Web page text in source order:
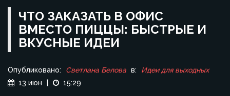
ЧТО ЗАКАЗАТЬ В ОФИС
ВМЕСТО ПИЦЦЫ: БЫСТРЫЕ И
ВКУСНЫЕ ИДЕИ
Опубликовано: Светлана Белова в:
Идеи для выходных
13 июн
15:29